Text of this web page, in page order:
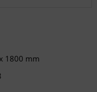
1800 mm